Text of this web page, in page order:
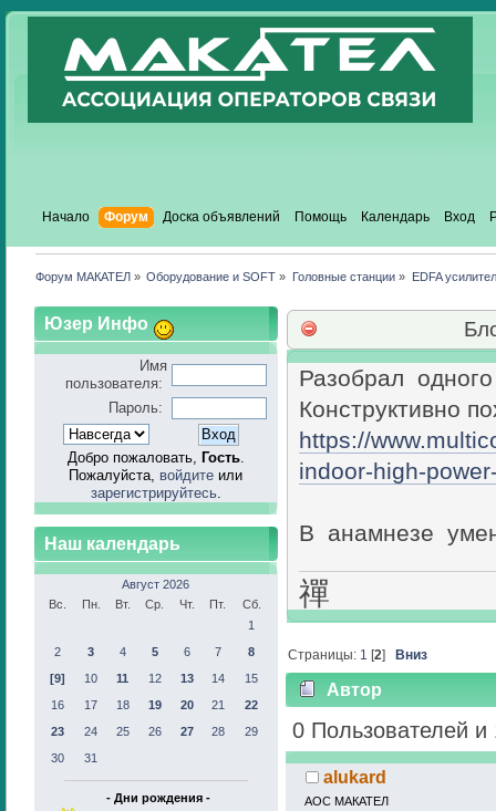
Начало Форум Доска объявлений Помощь Календарь Вход
Форум МАКАТЕЛ » Оборудование и SOFT » Головные станции » EDFA
Юзер Инфо
Имя
пользователя:
Пароль:
Добро пожаловать, Гость.
Пожалуйста, войдите или
зарегистрируйтесь.
Наш календарь
Август 2026
Вс.
Пн. Вт. Ср. Чт. Пт.
Сб.
1
2
3 4 5 6 7
8
[9]
10 11 12 13 14
15
16
17 18 19 20 21
22
23
24 25 26 27 28
29
30
31
- Дни рождения -
Разобрал одного
Конструктивно
https://
indoor-high-
В анамнезе
Так вот
禪
Страницы: 1 [2]Вниз
Автор
(Прочитано 7705 раз)
0 Пользователей и
alukard
АОС МАКАТЕЛ